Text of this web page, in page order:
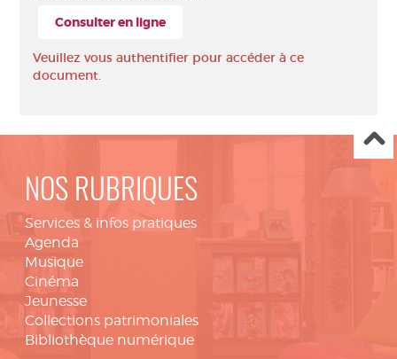
Consulter en ligne
Veuillez vous authentifier pour accéder à ce
document.
NOS RUBRIQUES
Services & infos pratiques
Agenda
Musique
Cinéma
Jeunesse
Collections patrimoniales
Bibliothèque numérique